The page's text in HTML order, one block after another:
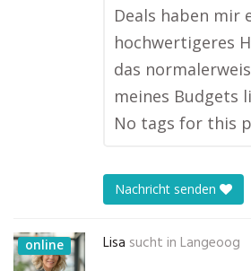
Deals haben mir
hochwertigeres
das
meines Budgets
No tags for this
Nachricht senden
online Lisa sucht in Langeoog